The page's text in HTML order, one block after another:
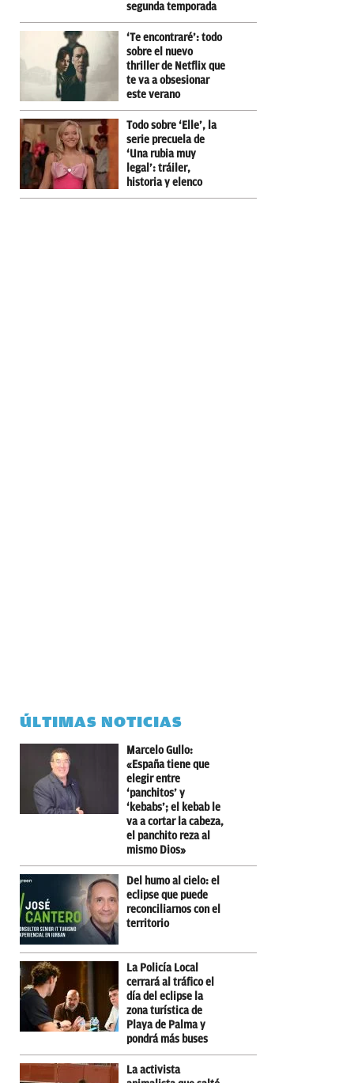
segunda temporada
‘Te encontraré’: todo
sobre el nuevo
thriller de Netflix que
te va a obsesionar
este verano
Todo sobre ‘Elle’, la
serie precuela de
‘Una rubia muy
legal’: tráiler,
historia y elenco
ÚLTIMAS NOTICIAS
Marcelo Gullo:
«España tiene que
elegir entre
‘panchitos’ y
‘kebabs’; el kebab le
va a cortar la cabeza,
el panchito reza al
mismo Dios»
Del humo al cielo: el
eclipse que puede
reconciliarnos con el
territorio
La Policía Local
cerrará al tráfico el
día del eclipse la
zona turística de
Playa de Palma y
pondrá más buses
La activista